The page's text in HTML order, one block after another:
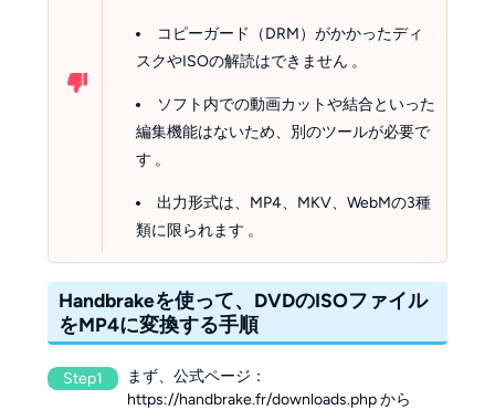
コピーガード（DRM）がかかったディ
スクやISOの解読はできません 。
ソフト内での動画カットや結合といった
編集機能はないため、別のツールが必要で
す 。
出力形式は、MP4、MKV、WebMの3種
類に限られます 。
Handbrakeを使って、DVDのISOファイル
をMP4に変換する手順
Step1
まず、公式ページ：
https://handbrake.fr/downloads.php から